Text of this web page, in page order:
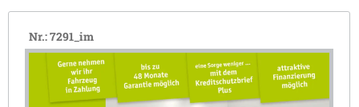
Nr.: 7291_im